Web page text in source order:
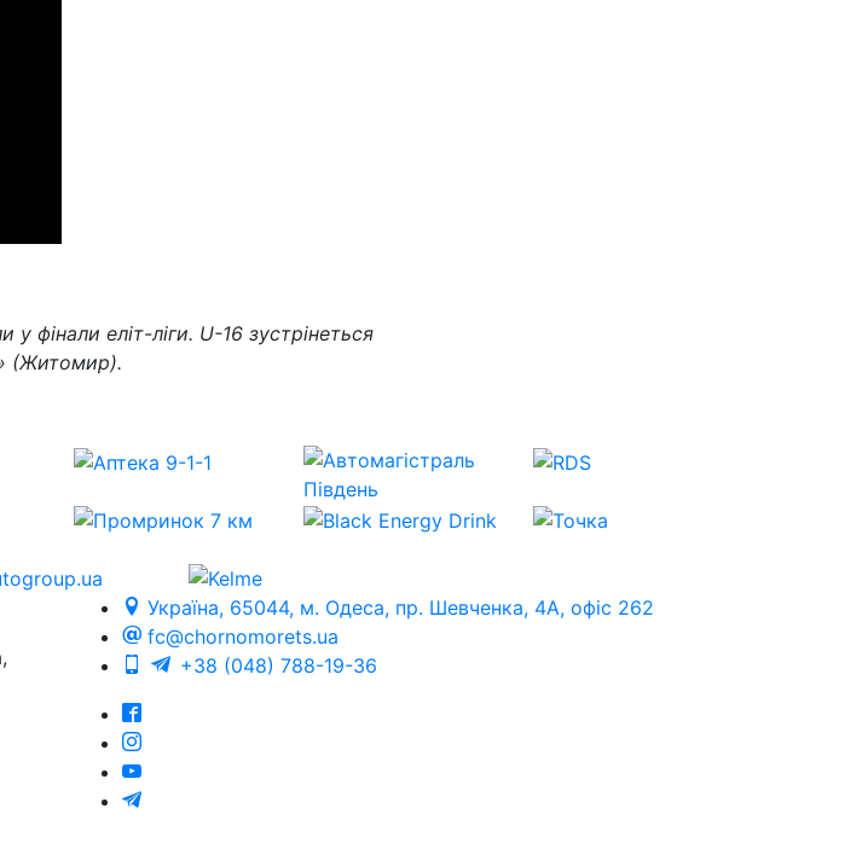
фінали еліт-ліги. U-16 зустрінеться
(Житомир).
Україна, 65044, м. Одеса, пр. Шевченка, 4А, офіс 262
fc@chornomorets.ua
+38 (048) 788-19-36